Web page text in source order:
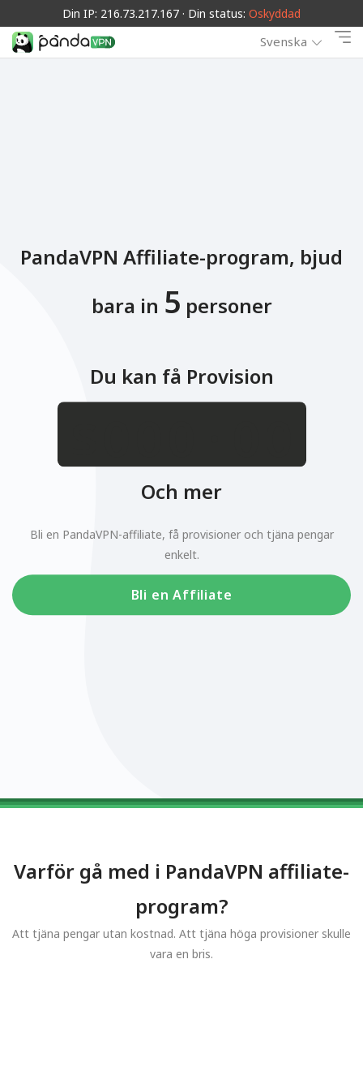
Din IP: 216.73.217.167 · Din status: Oskyddad
Svenska
PandaVPN Affiliate-program, bjud
bara in 5 personer
Du kan få Provision
012345678901234567890123456789.01234567890123456789
Och mer
Bli en PandaVPN-affiliate, få provisioner och tjäna pengar
enkelt.
Bli en Affiliate
Varför gå med i PandaVPN affiliate-
program?
Att tjäna pengar utan kostnad. Att tjäna höga provisioner skulle
vara en bris.